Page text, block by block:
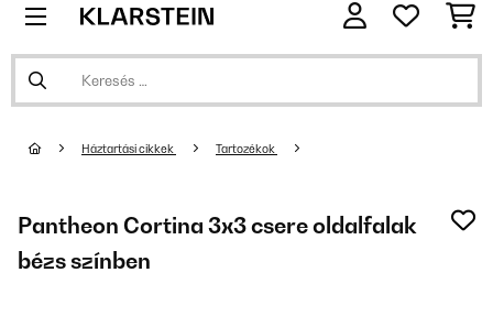
Háztartási cikkek Tartozékok
Pantheon Cortina 3x3 csere oldalfalak
bézs színben